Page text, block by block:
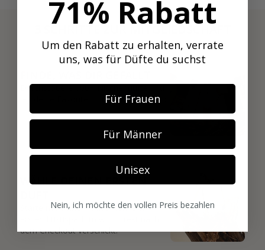
3 SCHRITTE ZUR MITGLIEDSCHAFT
01
Durchstöbere 600+ Nischendüfte und
leg deine Favoriten direkt in deine Box.
02
WÄHLE DEINEN ERSTEN
Starte mit deinem Favoriten. Dein
dem Checkout verschickt.
71% Rabatt
Um den Rabatt zu erhalten, verrate
uns, was für Düfte du suchst
Für Frauen
Für Männer
Unisex
Nein, ich möchte den vollen Preis bezahlen